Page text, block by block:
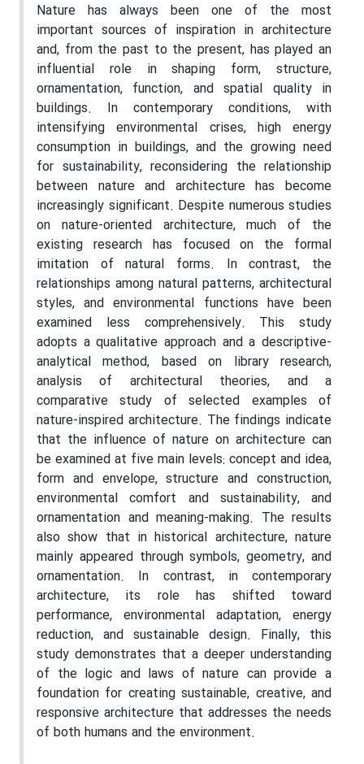
Nature has always been one of the most
important sources of inspiration in architecture
and, from the past to the present, has played an
influential role in shaping form, structure,
ornamentation, function, and spatial quality in
buildings. In contemporary conditions, with
intensifying environmental crises, high energy
consumption in buildings, and the growing need
for sustainability, reconsidering the relationship
between nature and architecture has become
increasingly significant. Despite numerous studies
on nature-oriented architecture, much of the
existing research has focused on the formal
imitation of natural forms. In contrast, the
relationships among natural patterns, architectural
styles, and environmental functions have been
examined less comprehensively. This study
adopts a qualitative approach and a descriptive-
analytical method, based on library research,
analysis of architectural theories, and a
comparative study of selected examples of
nature-inspired architecture. The findings indicate
that the influence of nature on architecture can
be examined at five main levels: concept and idea,
form and envelope, structure and construction,
environmental comfort and sustainability, and
ornamentation and meaning-making. The results
also show that in historical architecture, nature
mainly appeared through symbols, geometry, and
ornamentation. In contrast, in contemporary
architecture, its role has shifted toward
performance, environmental adaptation, energy
reduction, and sustainable design. Finally, this
study demonstrates that a deeper understanding
of the logic and laws of nature can provide a
foundation for creating sustainable, creative, and
responsive architecture that addresses the needs
of both humans and the environment.